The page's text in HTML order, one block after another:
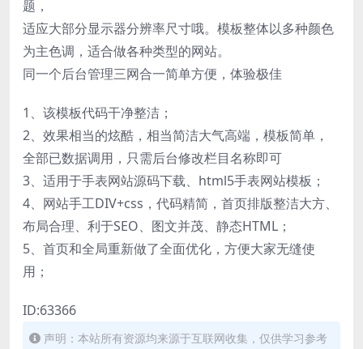
题，
适应大部分显示器分辨率尺寸哦。模板整体以多种颜色
为主色调，适合做各种类型的网站。
同一个后台管理三网合一简单方便，体验极佳
1、该模板代码干净整洁；
2、效果相当的炫酷，相当简洁大气高端，模板简单，
全部已数据调用，只需后台修改栏目名称即可
3、适用于手表网站源码下载、html5手表网站模板；
4、网站手工DIV+css，代码精简，首页排版整洁大方、
布局合理、利于SEO、图文并茂、静态HTML；
5、首页和全局重新做了全面优化，方便大家无缝使
用；
ID:63366
声明：本站所有资源均来源于互联网收集，仅供学习参考